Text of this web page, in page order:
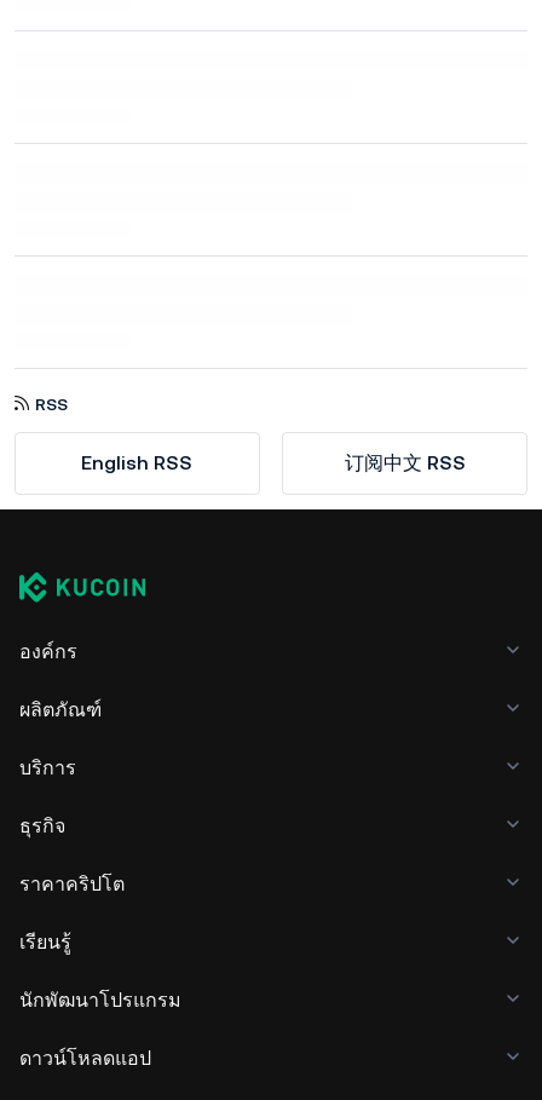
RSS
English RSS 订阅中文 RSS
องค์กร
ผลิตภัณฑ์
บริการ
ธุรกิจ
ราคาคริปโต
เรียนรู้
นักพัฒนาโปรแกรม
ดาวน์โหลดแอป